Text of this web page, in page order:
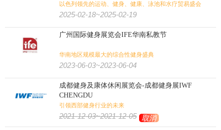
以色列领先的运动、健身、健康、泳池和水疗贸易盛会
2025-02-18~2025-02-19
广州国际健身展览会IFE华南私教节
华南地区规模最大的综合性健身盛典
2023-06-03~2023-06-04
成都健身及康体休闲展览会-成都健身展IWF
CHENGDU
引领西部健身行业的未来
2021-12-03~2021-12-05 取消